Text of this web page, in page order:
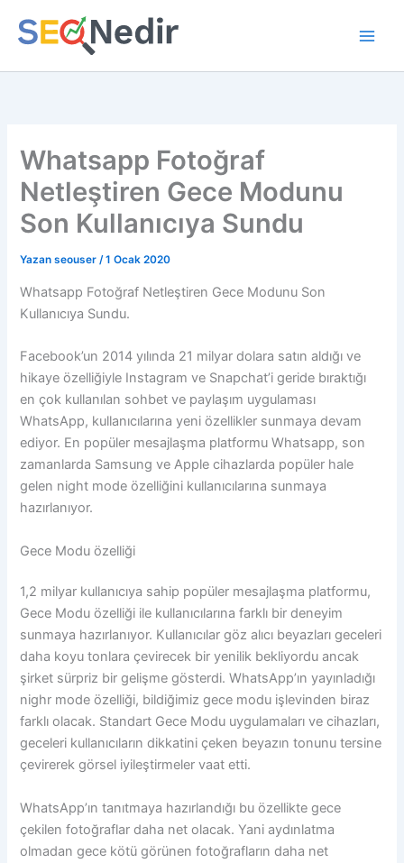
atla
Whatsapp Fotoğraf
Netleştiren Gece Modunu
Son Kullanıcıya Sundu
Yazan seouser/1 Ocak 2020
Whatsapp Fotoğraf Netleştiren Gece Modunu Son
Kullanıcıya Sundu.
Facebook’un 2014 yılında 21 milyar dolara satın aldığı ve
hikaye özelliğiyle Instagram ve Snapchat’i geride bıraktığı
en çok kullanılan sohbet ve paylaşım uygulaması
WhatsApp, kullanıcılarına yeni özellikler sunmaya devam
ediyor. En popüler mesajlaşma platformu Whatsapp, son
zamanlarda Samsung ve Apple cihazlarda popüler hale
gelen night mode özelliğini kullanıcılarına sunmaya
hazırlanıyor.
Gece Modu özelliği
1,2 milyar kullanıcıya sahip popüler mesajlaşma platformu,
Gece Modu özelliği ile kullanıcılarına farklı bir deneyim
sunmaya hazırlanıyor. Kullanıcılar göz alıcı beyazları geceleri
daha koyu tonlara çevirecek bir yenilik bekliyordu ancak
şirket sürpriz bir gelişme gösterdi. WhatsApp’ın yayınladığı
nighr mode özelliği, bildiğimiz gece modu işlevinden biraz
farklı olacak. Standart Gece Modu uygulamaları ve cihazları,
geceleri kullanıcıların dikkatini çeken beyazın tonunu tersine
çevirerek görsel iyileştirmeler vaat etti.
WhatsApp’ın tanıtmaya hazırlandığı bu özellikte gece
çekilen fotoğraflar daha net olacak. Yani aydınlatma
olmadan gece kötü görünen fotoğrafların daha net